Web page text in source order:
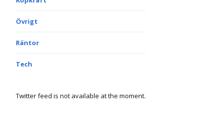
Övrigt
Räntor
Tech
Twitter feed is not available at the moment.